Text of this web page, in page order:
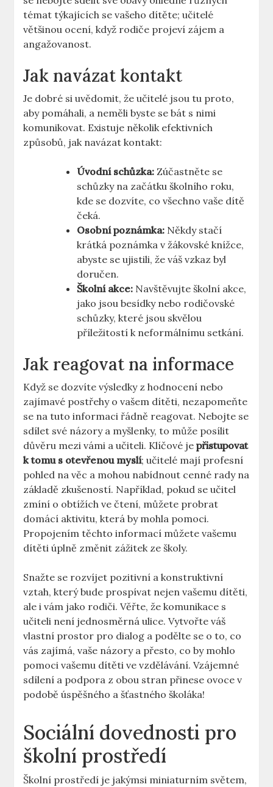
témat týkajících se vašeho dítěte; učitelé
většinou ocení, když rodiče projeví zájem a
angažovanost.
Jak navázat kontakt
Je dobré si uvědomit, že učitelé jsou tu proto,
aby pomáhali, a neměli byste se bát s nimi
komunikovat. Existuje několik efektivních
způsobů, jak navázat kontakt:
Úvodní schůzka: Zúčastněte se
schůzky na začátku školního roku,
kde se dozvíte, co všechno vaše dítě
čeká.
Osobní poznámka: Někdy stačí
krátká poznámka v žákovské knížce,
abyste se ujistili, že váš vzkaz byl
doručen.
Školní akce: Navštěvujte školní akce,
jako jsou besídky nebo rodičovské
schůzky, které jsou skvělou
příležitostí k neformálnímu setkání.
Jak reagovat na informace
Když se dozvíte výsledky z hodnocení nebo
zajímavé postřehy o vašem dítěti, nezapomeňte
se na tuto informaci řádně reagovat. Nebojte se
sdílet své názory a myšlenky, to může posílit
důvěru mezi vámi a učiteli. Klíčové jepřistupovat
k tomu s otevřenou myslí; učitelé mají profesní
pohled na věc a mohou nabídnout cenné rady na
základě zkušeností. Například, pokud se učitel
zmíní o obtížích ve čtení, můžete probrat
domácí aktivitu, která by mohla pomoci.
Propojením těchto informací můžete vašemu
dítěti úplně změnit zážitek ze školy.
Snažte se rozvíjet pozitivní a konstruktivní
vztah, který bude prospívat nejen vašemu dítěti,
ale i vám jako rodiči. Věřte, že komunikace s
učiteli není jednosměrná ulice. Vytvořte váš
vlastní prostor pro dialog a podělte se o to, co
vás zajímá, vaše názory a přesto, co by mohlo
pomoci vašemu dítěti ve vzdělávání. Vzájemné
sdílení a podpora z obou stran přinese ovoce v
podobě úspěšného a šťastného školáka!
Sociální dovednosti pro
školní prostředí
Školní prostředí je jakýmsi miniaturním světem,